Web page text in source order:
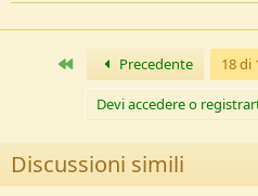
dimeticavo, ken peters. e' stato
malmenato dall'orca kasatka, ma
di parte). aveva fatto un'intervista
che e' stata rimossa. a reuters ha
report del suo attacco
c
Primo Precedente 18 di
Devi accedere o
Discussioni simili